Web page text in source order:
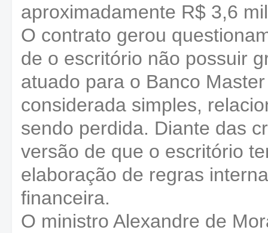
aproximadamente R$ 3,6
O contrato gerou
de o escritório não possuir
atuado para o Banco
considerada simples,
sendo perdida. Diante das
versão de que o escritório
elaboração de regras
financeira.
O ministro Alexandre de